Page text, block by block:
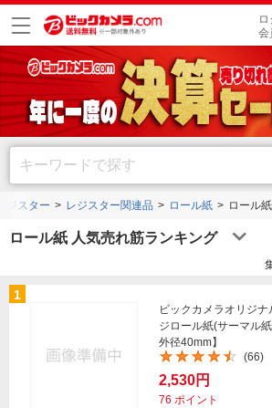
会
ジスター レジスター関連品 ロール紙 ロール
ロール紙 人気売れ筋ランキング
1
ビックカメラオリジ
ジロール紙(サーマル
外径40mm】
(66)
2,530円
76 ポイント